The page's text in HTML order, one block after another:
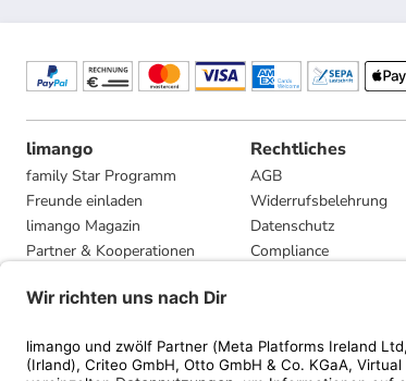
limango
family Star Programm
Freunde einladen
limango Magazin
Partner & Kooperationen
Presse
Rechtliches
AGB
Widerrufsbelehrung
Datenschutz
Compliance